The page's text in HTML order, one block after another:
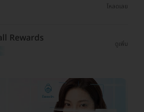
โหลดเลย
Rewards
ดูเพิ่ม